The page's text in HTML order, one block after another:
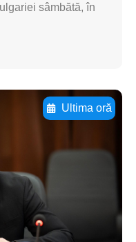
sâmbătă, în
Ultima oră
pentru
aici
aici